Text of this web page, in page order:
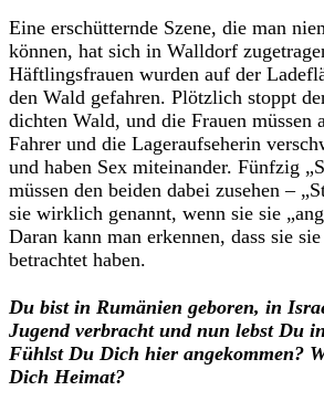
Eine erschütternde Szene, die man
können, hat sich in Walldorf
Häftlingsfrauen wurden auf der
den Wald gefahren. Plötzlich stoppt
dichten Wald, und die Frauen müssen
Fahrer und die Lageraufseherin
und haben Sex miteinander. Fünfzig
müssen den beiden dabei zusehen –
sie wirklich genannt, wenn sie sie
Daran kann man erkennen, dass sie
betrachtet haben.
Du bist in Rumänien geboren, in
Jugend verbracht und nun lebst Du
Fühlst Du Dich hier angekommen?
Dich Heimat?